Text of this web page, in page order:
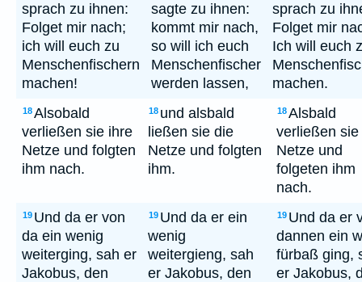
sprach zu ihnen:
Folget mir nach;
ich will euch zu
Menschenfischern
machen!
sagte zu ihnen:
kommt mir nach,
so will ich euch
Menschenfischer
werden lassen,
sprach zu
Folget mir
Ich will euch
machen.
18Alsobald
verließen sie ihre
Netze und folgten
ihm nach.
18 und alsbald
ließen sie die
Netze und folgten
ihm.
18Alsbald
verließen sie
Netze und
folgeten ihm
nach.
19 Und da er von
da ein wenig
weiterging, sah er
Jakobus, den
19 Und da er ein
wenig
weitergieng, sah
er Jakobus, den
19 Und da er
dannen ein
fürbaß ging,
er Jakobus,